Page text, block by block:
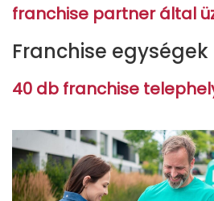
franchise partner által
Franchise egységek
40 db franchise